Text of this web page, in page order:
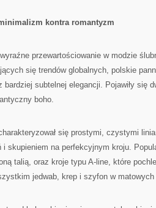
kontra romantyzm
przewartościowanie w modzie
się trendów globalnych, polskie
subtelnej elegancji. Pojawiły się
boho.
się prostymi, czystymi
i skupieniem na perfekcyjnym kroju.
talią, oraz kroje typu A-line, które
jedwab, krep i szyfon w